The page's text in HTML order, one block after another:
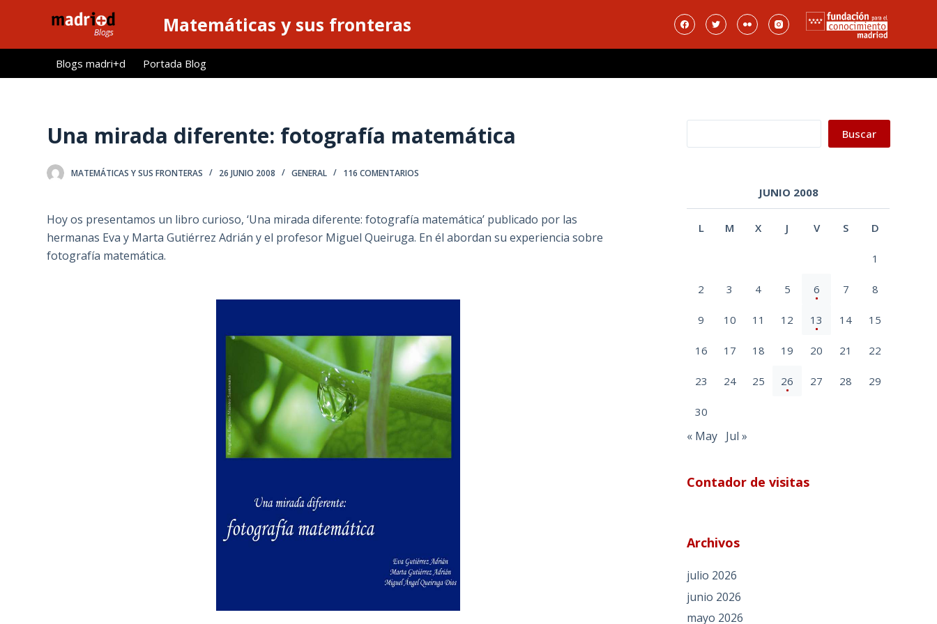
l
Matemáticas y sus fronteras
Blogs madri+d Portada Blog
Una mirada diferente: fotografía matemática
MATEMÁTICAS Y SUS FRONTERAS 26 JUNIO 2008 GENERAL 116 COMENTARIOS
Hoy os presentamos un libro curioso, ‘Una mirada diferente: fotografía matemática’ publicado por las
hermanas Eva y Marta Gutiérrez Adrián y el profesor Miguel Queiruga. En él abordan su experiencia sobre
fotografía matemática.
Buscar
JUNIO 2008
L M X J V S D
1
2 3 4 5 6 7 8
9 10 11 12 13 14 15
16 17 18 19 20 21 22
23 24 25 26 27 28 29
30
« May Jul »
Contador de visitas
Archivos
julio 2026
junio 2026
mayo 2026